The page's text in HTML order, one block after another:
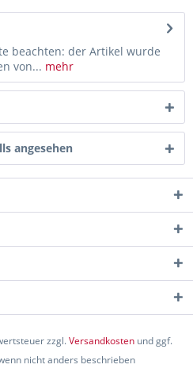
beachten: der Artikel wurde
von... mehr
angesehen
zzgl.Versandkosten und ggf.
nicht anders beschrieben